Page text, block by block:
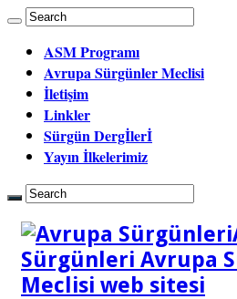
ASM Programı
Avrupa Sürgünler Meclisi
İletişim
Linkler
Sürgün Dergİlerİ
Yayın İlkelerimiz
Sürgünleri Avrupa
Meclisi web sitesi